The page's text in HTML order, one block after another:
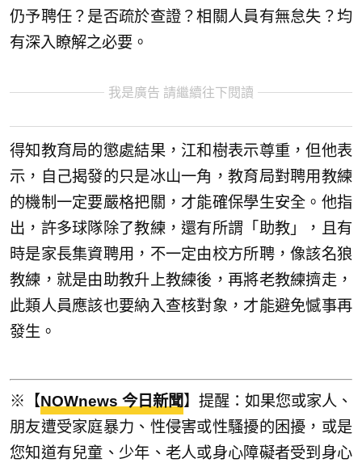
仍予聘任？是否疏於查證？相關人員有無怠失？均
有深入瞭解之必要。
我是廣告 請繼續往下閱讀
得知教育局的懲處結果，江和樹表示尊重，但他表
示，自己揭發的只是冰山一角，教育局對聘用教練
的機制一定要嚴格把關，才能確保學生安全。他指
出，許多球隊除了教練，還有所謂「助教」，且有
時是家長集資聘用，不一定由校方所聘，像該名狼
教練，就是由助教升上教練後，再將老教練擠走，
此類人員應該也要納入查核對象，才能避免憾事再
發生。
※【NOWnews 今日新聞】提醒：如果您或家人、
朋友遭受家庭暴力、性侵害或性騷擾的困擾，或是
您知道有兒童、少年、老人或身心障礙者受到身心